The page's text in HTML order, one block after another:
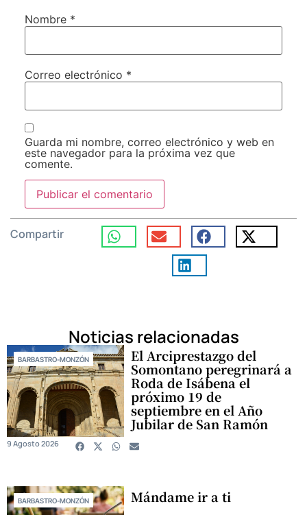
Nombre *
Correo electrónico *
Guarda mi nombre, correo electrónico y web en
este navegador para la próxima vez que
comente.
Compartir
Noticias relacionadas
BARBASTRO-MONZÓN El Arciprestazgo del
Somontano peregrinará a
Roda de Isábena el
próximo 19 de
septiembre en el Año
Jubilar de San Ramón
9 Agosto 2026
BARBASTRO-MONZÓN Mándame ir a ti